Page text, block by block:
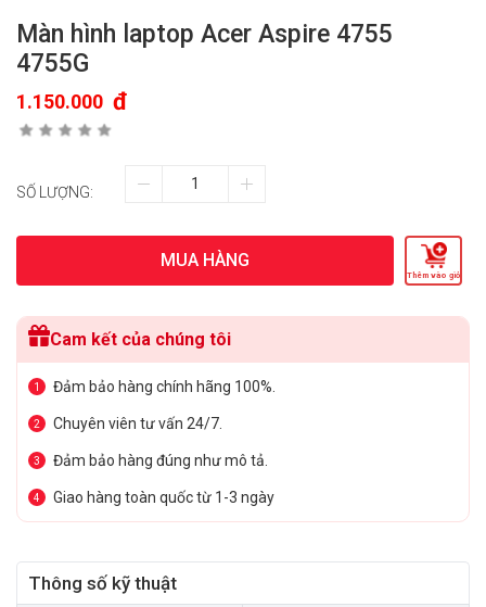
Màn hình laptop Acer Aspire 4755
4755G
1.150.000 đ
SỐ LƯỢNG:
MUA HÀNG
Thêm vào giỏ
Cam kết của chúng tôi
1 Đảm bảo hàng chính hãng 100%.
2 Chuyên viên tư vấn 24/7.
3 Đảm bảo hàng đúng như mô tả.
4 Giao hàng toàn quốc từ 1-3 ngày
Thông số kỹ thuật